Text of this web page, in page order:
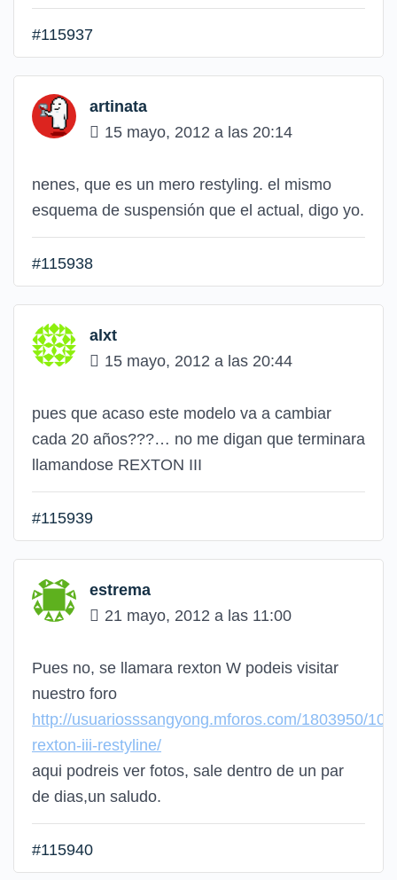
#115937
artinata
15 mayo, 2012 a las 20:14
nenes, que es un mero restyling. el mismo
esquema de suspensión que el actual, digo yo.
#115938
alxt
15 mayo, 2012 a las 20:44
pues que acaso este modelo va a cambiar
cada 20 años???… no me digan que terminara
llamandose REXTON III
#115939
estrema
21 mayo, 2012 a las 11:00
Pues no, se llamara rexton W podeis visitar
nuestro foro
http://usuariosssangyong.mforos.com/1803950/
rexton-iii-restyline/
aqui podreis ver fotos, sale dentro de un par
de dias,un saludo.
#115940